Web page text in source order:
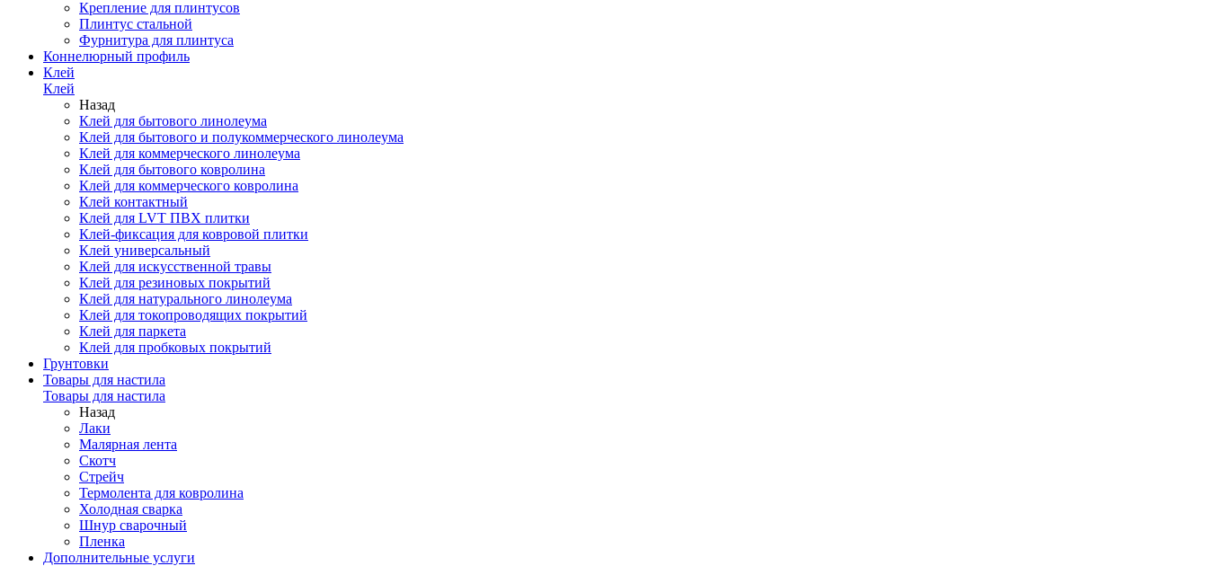
Крепление для плинтусов
Плинтус стальной
Фурнитура для плинтуса
Коннелюрный профиль
Клей
Клей
Назад
Клей для бытового линолеума
Клей для бытового и полукоммерческого линолеума
Клей для коммерческого линолеума
Клей для бытового ковролина
Клей для коммерческого ковролина
Клей контактный
Клей для LVT ПВХ плитки
Клей-фиксация для ковровой плитки
Клей универсальный
Клей для искусственной травы
Клей для резиновых покрытий
Клей для натурального линолеума
Клей для токопроводящих покрытий
Клей для паркета
Клей для пробковых покрытий
Грунтовки
Товары для настила
Товары для настила
Назад
Лаки
Малярная лента
Скотч
Стрейч
Термолента для ковролина
Холодная сварка
Шнур сварочный
Пленка
Дополнительные услуги